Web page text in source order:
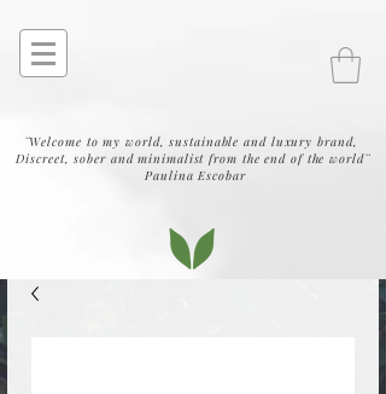
¨Welcome to my world, sustainable and luxury brand,
Discreet, sober and minimalist from the end of the world¨
Paulina Escobar